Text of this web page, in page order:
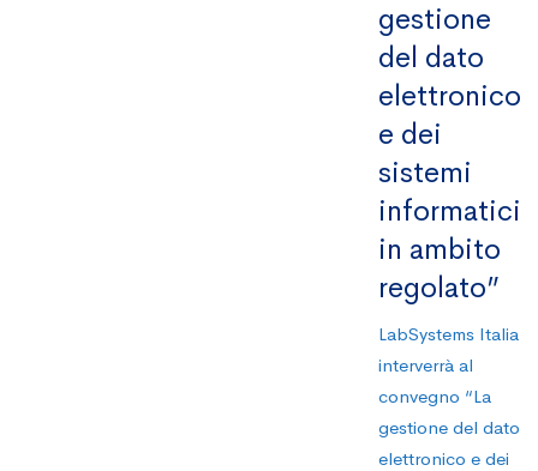
gestione
del dato
elettronico
e dei
sistemi
informatici
in ambito
regolato”
LabSystems Italia
interverrà al
convegno “La
gestione del dato
elettronico e dei